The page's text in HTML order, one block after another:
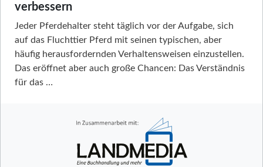
verbessern
Jeder Pferdehalter steht täglich vor der Aufgabe, sich
auf das Fluchttier Pferd mit seinen typischen, aber
häufig herausfordernden Verhaltensweisen einzustellen.
Das eröffnet aber auch große Chancen: Das Verständnis
für das …